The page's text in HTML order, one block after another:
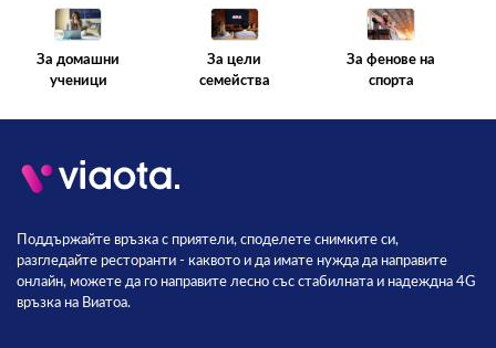
За домашни
ученици
За цели
семейства
За фенове на
спорта
Поддържайте връзка с приятели, споделете снимките си,
разгледайте ресторанти - каквото и да имате нужда да направите
онлайн, можете да го направите лесно със стабилната и надеждна 4G
връзка на Виатоа.